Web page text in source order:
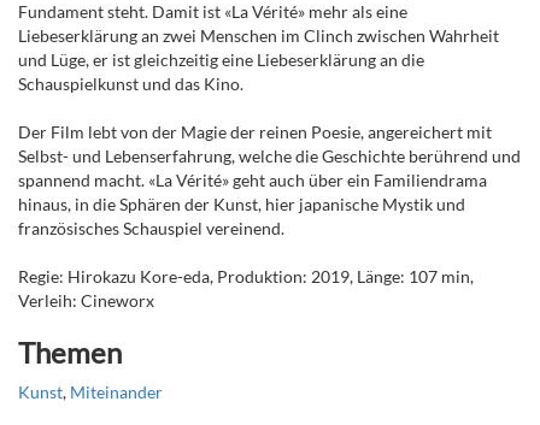
Fundament steht. Damit ist «La Vérité» mehr als eine
Liebeserklärung an zwei Menschen im Clinch zwischen Wahrheit
und Lüge, er ist gleichzeitig eine Liebeserklärung an die
Schauspielkunst und das Kino.
Der Film lebt von der Magie der reinen Poesie, angereichert mit
Selbst- und Lebenserfahrung, welche die Geschichte berührend und
spannend macht. «La Vérité» geht auch über ein Familiendrama
hinaus, in die Sphären der Kunst, hier japanische Mystik und
französisches Schauspiel vereinend.
Regie: Hirokazu Kore-eda, Produktion: 2019, Länge: 107 min,
Verleih: Cineworx
Themen
Kunst, Miteinander